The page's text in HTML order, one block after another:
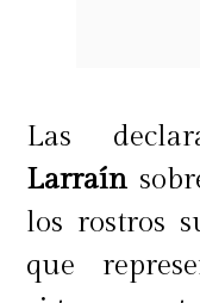
Las
Larraín
los rostros
que